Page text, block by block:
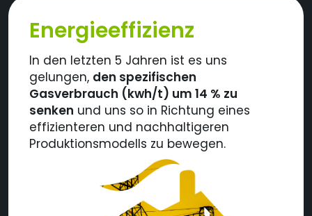
Energieeffizienz
In den letzten 5 Jahren ist es uns
gelungen, den spezifischen
Gasverbrauch (kwh/t) um 14 % zu
senken und uns so in Richtung eines
effizienteren und nachhaltigeren
Produktionsmodells zu bewegen.